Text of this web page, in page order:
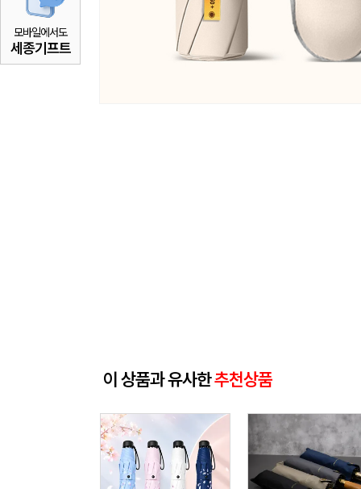
모바일에서도
세종기프트
이 상품과 유사한추천상품